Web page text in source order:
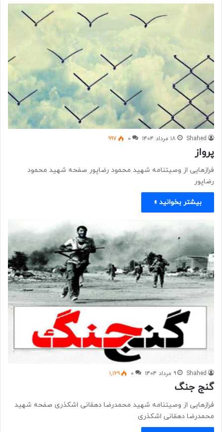
Shahed ۱۸ مرداد ۱۴۰۴ ۰ ۹۹۷
پرواز
فرازهایی از وصیتنامه شهید محمود رضاپور صفحه شهید محمود
رضاپور
بیشتر بخوانید »
Shahed ۹ مرداد ۱۴۰۴ ۰ ۱,۱۶۹
گنج جنگ
فرازهایی از وصیتنامه شهید محمدرضا دهقانی اشکذری صفحه شهید
محمدرضا دهقانی اشکذری